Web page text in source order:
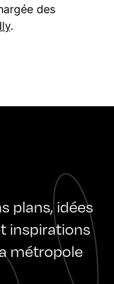
des
.
plans, idées
inspirations
métropole